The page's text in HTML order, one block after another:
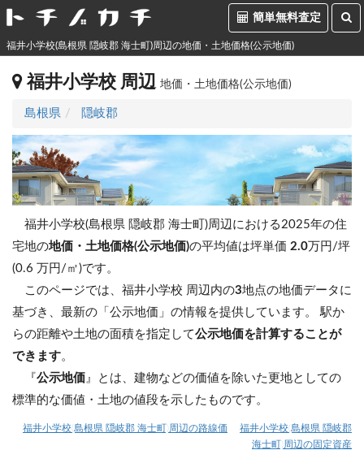
簡単無料査定
福井小学校(島根県 隠岐郡 海士町)周辺の地価・土地価格(公示地価)
福井小学校 周辺 地価・土地価格(公示地価)
島根県 隠岐郡
福井小学校(島根県 隠岐郡 海士町)周辺における2025年の住
宅地の地価・土地価格(公示地価)の平均値は坪単価 2.0万円/坪
(0.6 万円/㎡)です。
このページでは、福井小学校 周辺内の3地点の地価データに
基づき、最新の「公示地価」の情報を提供しています。 駅か
らの距離や土地の面積を指定して公示地価を計算することが
できます。
『公示地価 』とは、建物などの価値を除いた更地としての
標準的な価値・土地の値段を示したものです。
福井小学校(島根県 隠岐郡 海士町)周辺の路線価
福井小学校(島根県 隠岐郡
海士町)周辺の固定資産